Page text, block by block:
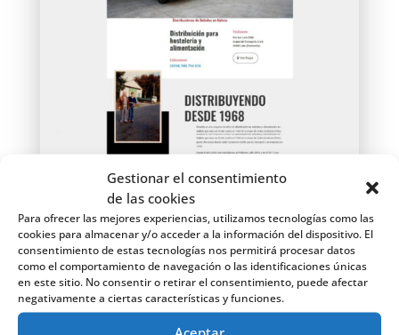
Gestionar el consentimiento
de las cookies
Para ofrecer las mejores experiencias, utilizamos tecnologías como las
cookies para almacenar y/o acceder a la información del dispositivo. El
consentimiento de estas tecnologías nos permitirá procesar datos
como el comportamiento de navegación o las identificaciones únicas
en este sitio. No consentir o retirar el consentimiento, puede afectar
negativamente a ciertas características y funciones.